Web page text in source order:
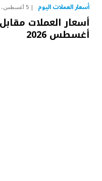
أسعار العملات اليوم 5 أغسطس، 2026
أغسطس 2026